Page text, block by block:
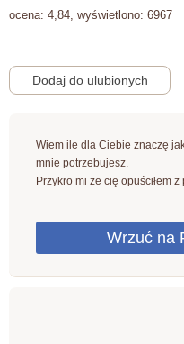
ocena: 4,84, wyświetlono: 6967
Wiem ile dla Ciebie znaczę
mnie potrzebujesz.
Przykro mi że cię opuściłem